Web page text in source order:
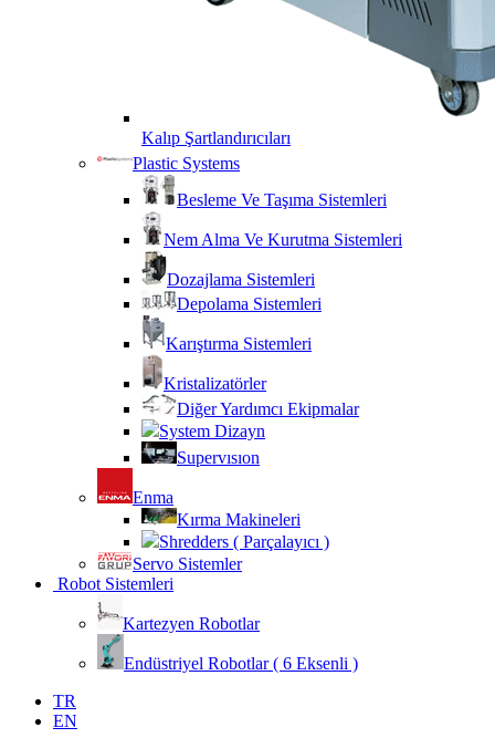
Kalıp Şartlandırıcıları
Plastic Systems
Besleme Ve Taşıma Sistemleri
Nem Alma Ve Kurutma Sistemleri
Dozajlama Sistemleri
Depolama Sistemleri
Karıştırma Sistemleri
Kristalizatörler
Diğer Yardımcı Ekipmalar
System Dizayn
Supervısıon
Enma
Kırma Makineleri
Shredders ( Parçalayıcı )
Servo Sistemler
Robot Sistemleri
Kartezyen Robotlar
Endüstriyel Robotlar ( 6 Eksenli )
TR
EN